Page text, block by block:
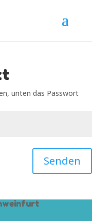
unten das Passwort
Senden